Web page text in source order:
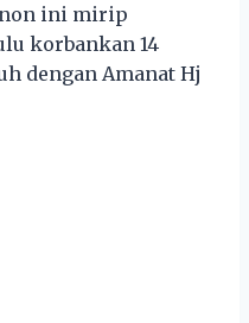
ini mirip
korbankan 14
dengan Amanat Hj